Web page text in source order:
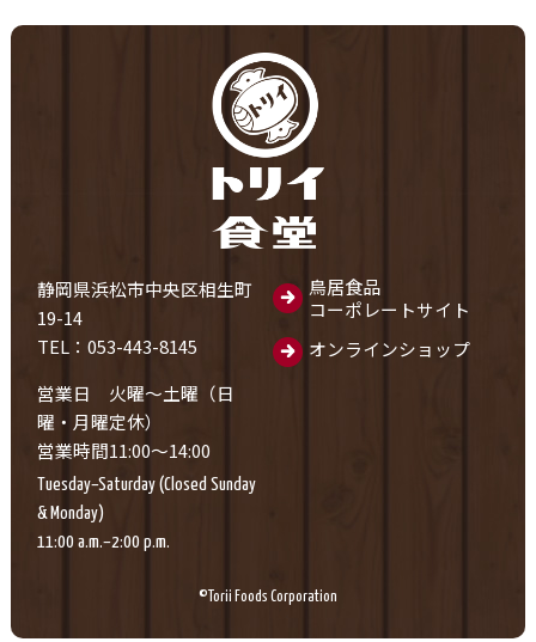
静岡県浜松市中央区相生町
19-14
TEL：053-443-8145
営業日 火曜～土曜（日
曜・月曜定休）
営業時間11:00～14:00
Tuesday–Saturday (Closed Sunday
& Monday)
11:00 a.m.–2:00 p.m.
鳥居食品
コーポレートサイト
オンラインショップ
©Torii Foods Corporation